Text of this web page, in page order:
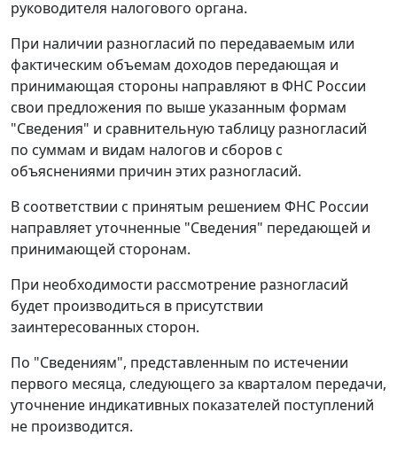
руководителя налогового органа.
При наличии разногласий по передаваемым или
фактическим объемам доходов передающая и
принимающая стороны направляют в ФНС России
свои предложения по выше указанным формам
"Сведения" и сравнительную таблицу разногласий
по суммам и видам налогов и сборов с
объяснениями причин этих разногласий.
В соответствии с принятым решением ФНС России
направляет уточненные "Сведения" передающей и
принимающей сторонам.
При необходимости рассмотрение разногласий
будет производиться в присутствии
заинтересованных сторон.
По "Сведениям", представленным по истечении
первого месяца, следующего за кварталом передачи,
уточнение индикативных показателей поступлений
не производится.